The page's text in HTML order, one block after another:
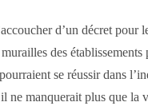
d’un décret pour
des établissements
se réussir dans
ne manquerait plus que la